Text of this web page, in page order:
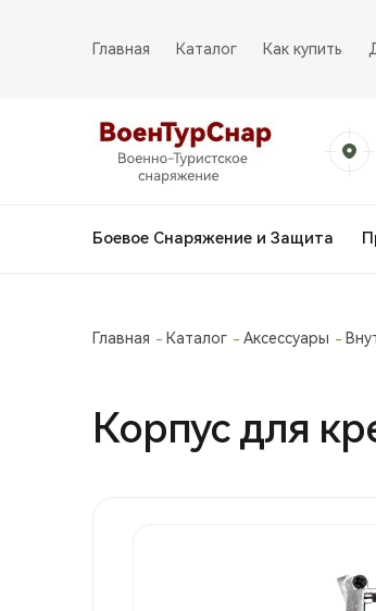
Главная Каталог Как купить
Боевое Снаряжение и Защита
Главная Каталог Аксессуары
Корпус для